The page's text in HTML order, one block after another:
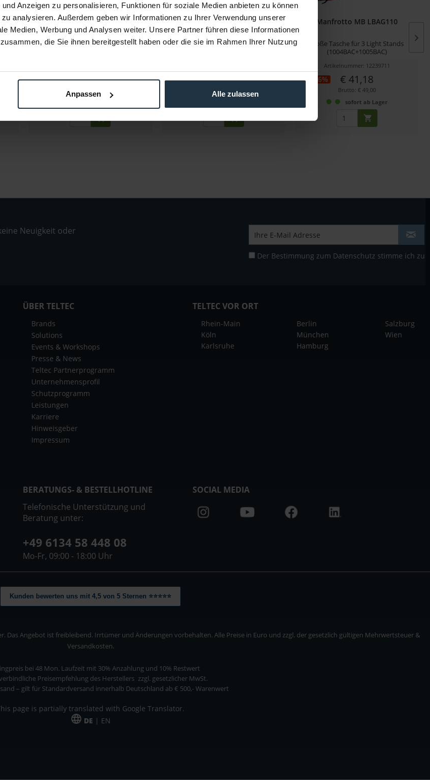
Anzeigen zu personalisieren, Funktionen für soziale Medien anbieten zu können
analysieren. Außerdem geben wir Informationen zu Ihrer Verwendung unserer
Medien, Werbung und Analysen weiter. Unsere Partner führen diese Informationen
die Sie ihnen bereitgestellt haben oder die sie im Rahmen Ihrer Nutzung
Anpassen Alle zulassen
bis
Manfrotto 5001B-1 Nano
Leuchtenstativ mit maximaler Höhe 190
-30% € 52,94
Manfrotto 1005BAC
Leuchtenstativ Ranker, Höhe 273 cm, bis
-38% € 100,00
Brutto: € 119,00
Manfrotto MB LBAG110
große Tasche für 3 Light Stands
(1004BAC+1005BAC)
Artikelnummer: 12239711
-46% € 41,18
Brutto: € 49,00
sofort ab Lager
Neuigkeit oder
Der Bestimmung zum Datenschutz stimme ich zu
ÜBER TELTEC
Brands
Solutions
Events & Workshops
Presse & News
Teltec Partnerprogramm
Unternehmensprofil
Schutzprogramm
Leistungen
Karriere
Hinweisgeber
Impressum
TELTEC VOR ORT
Rhein-Main
Köln
Karlsruhe
Berlin
München
Hamburg
Salzburg
Wien
BERATUNGS- & BESTELLHOTLINE
Telefonische Unterstützung und
Beratung unter:
+49 6134 58 448 08
Mo-Fr, 09:00 - 18:00 Uhr
SOCIAL MEDIA
Kunden bewerten uns mit 4,5 von 5 Sternen ⭐⭐⭐⭐⭐
Das Angebot ist freibleibend. Irrtümer und Änderungen vorbehalten. Alle Preise in Euro und zzgl. der gesetzlich gültigen Mehrwertsteuer &
Versandkosten.
bei 48 Mon. Laufzeit mit 30% Anzahlung und 10% Restwert
Preisempfehlung des Herstellers zzgl. gesetzlicher MwSt.
– gilt für Standardversand innerhalb Deutschland ab € 500,- Warenwert
page is partially translated with Google Translator.
DE | EN